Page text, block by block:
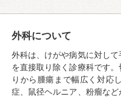
外科について
外科は、けがや病気に対し
を直接取り除く診療科です
りから腫瘍まで幅広く対応
症、鼠径ヘルニア、粉瘤な